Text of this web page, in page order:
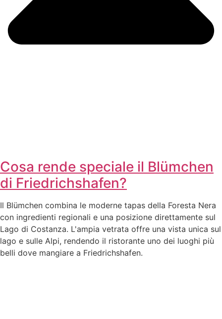
Cosa rende speciale il Blümchen
di Friedrichshafen?
Il Blümchen combina le moderne tapas della Foresta Nera
con ingredienti regionali e una posizione direttamente sul
Lago di Costanza. L'ampia vetrata offre una vista unica sul
lago e sulle Alpi, rendendo il ristorante uno dei luoghi più
belli dove mangiare a Friedrichshafen.